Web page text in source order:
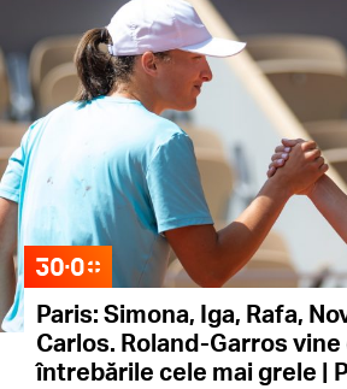
Paris: Simona, Iga, Rafa,
Carlos. Roland-Garros vine
întrebările cele mai grele |